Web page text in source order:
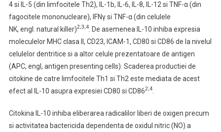
4 si IL-5 (din limfocitele Th2), IL-1b, IL-6, IL-8, IL-12 si TNF-α (din
fagocitele mononucleare), IFNγ si TNF-α (din celulele
NK, engl. natural killer)2;3;4. De asemenea IL-10 inhiba expresia
moleculelor MHC clasa II, CD23, ICAM-1, CD80 si CD86 de la nivelul
celulelor dentritice si a altor celule prezentatoare de antigen
(APC, engl, antigen presenting cells). Scaderea productiei de
citokine de catre limfocitele Th1 si Th2 este mediata de acest
efect al IL-10 asupra expresiei CD80 si CD862;4.
Citokina IL-10 inhiba eliberarea radicalilor liberi de oxigen precum
si activitatea bactericida dependenta de oxidul nitric (NO) a